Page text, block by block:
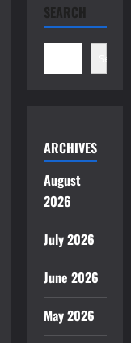
SEARCH
Search
ARCHIVES
August
2026
July 2026
June 2026
May 2026